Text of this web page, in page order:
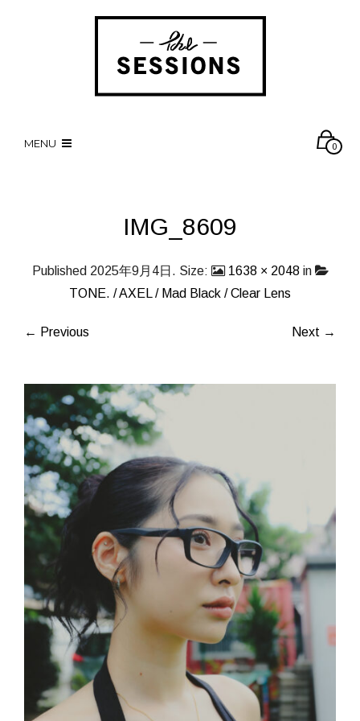
MENU 0
IMG_8609
Published 2025年9月4日 . Size: 1638 × 2048in
TONE. / AXEL / Mad Black / Clear Lens
← Previous Next →